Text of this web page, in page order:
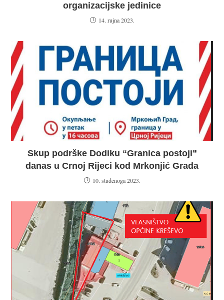
organizacijske jedinice
14. rujna 2023.
Skup podrške Dodiku “Granica postoji”
danas u Crnoj Rijeci kod Mrkonjić Grada
10. studenoga 2023.